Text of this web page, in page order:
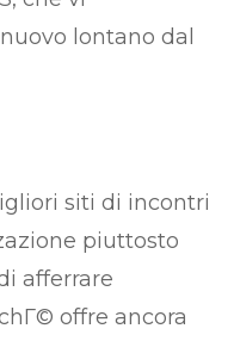
lontano dal
siti di incontri
piuttosto
afferrare
offre ancora